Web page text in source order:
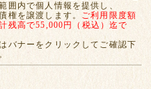
囲内で個人情報を提供し、
権を譲渡します。 ご利用限度額
残高で55,000円（税込）迄で
バナーをクリックしてご確認下